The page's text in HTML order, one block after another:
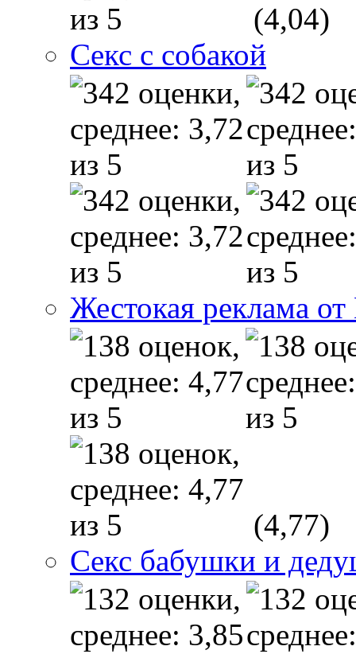
(4,04)
Секс с собакой
Жестокая реклама
(4,77)
Секс бабушки и